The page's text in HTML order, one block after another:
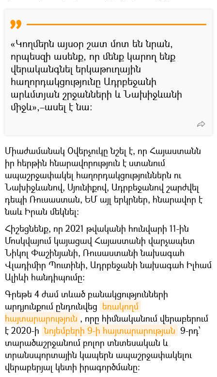
«Կողմերն այսօր շատ մոտ են նրան,
որպեսզի ասենք, որ մենք կարող ենք
վերականգնել երկաթուղային
հաղորդակցությունը Ադրբեջանի
արևմտյան շրջանների և Նախիջևանի
միջև»,–ասել է նա:
Միաժամանակ Օվերչուկը նշել է, որ Հայաստանն
իր հերթին հնարավորություն է ստանում
ապաշրջափակել հաղորդակցություններն ու
Նախիջևանով, Սյունիքով, Ադրբեջանով շարժվել
դեպի Ռուսաստան, ԵՄ այլ երկրներ, հնարավոր է
նաև Իրան մեկնել։
Հիշեցնենք, որ 2021 թվականի հունվարի 11-ին
Մոսկվայում կայացավ Հայաստանի վարչապետ
Նիկոլ Փաշինյանի, Ռուսաստանի նախագահ
Վլադիմիր Պուտինի, Ադրբեջանի նախագահ Իլհամ
Ալիևի հանդիպումը։
Գրեթե 4 ժամ տևած բանակցությունների
արդյունքում ընդունվեց եռակողմ
հայտարարություն , որը հիմնականում վերաբերում
է 2020-ի նոյեմբերի 9-ի հայտարարության 9-րդ՝
տարածաշրջանում բոլոր տնտեսական և
տրանսպորտային կապերն ապաշրջափակելու
վերաբերյալ կետի իրագործմանը։